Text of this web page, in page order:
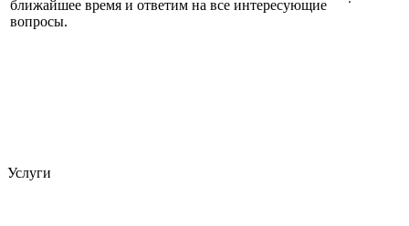
ближайшее время и ответим на все интересующие
вопросы.
Услуги